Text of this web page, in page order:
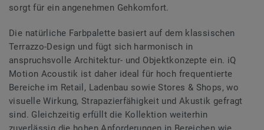
sorgt für ein angenehmen Gehkomfort.
Die natürliche Farbpalette basiert auf dem klassischen
Terrazzo-Design und fügt sich harmonisch in
anspruchsvolle Architektur- und Objektkonzepte ein. iQ
Motion Acoustik ist daher ideal für hoch frequentierte
Bereiche im Retail, Ladenbau sowie Stores & Shops, wo
visuelle Wirkung, Strapazierfähigkeit und Akustik gefragt
sind. Gleichzeitig erfüllt die Kollektion weiterhin